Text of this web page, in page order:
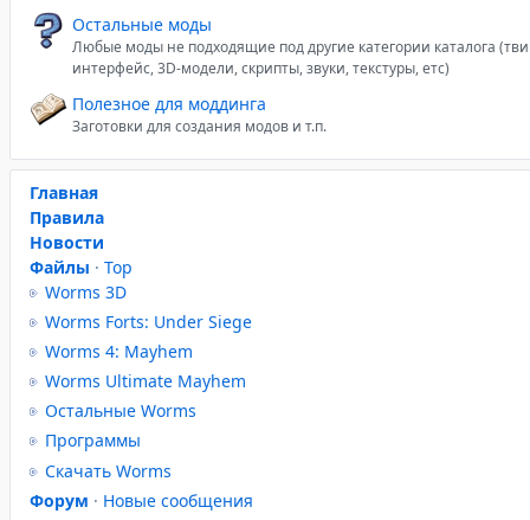
Остальные моды
Любые моды не подходящие под другие категории каталога
интерфейс, 3D-модели, скрипты, звуки, текстуры, етс)
Полезное для моддинга
Заготовки для создания модов и т.п.
Главная
Правила
Новости
Файлы · Top
Worms 3D
Worms Forts: Under Siege
Worms 4: Mayhem
Worms Ultimate Mayhem
Остальные Worms
Программы
Скачать Worms
Форум · Новые сообщения